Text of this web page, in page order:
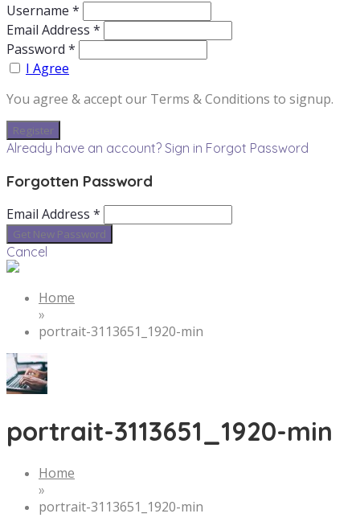
Username *
Email Address *
Password *
I Agree
You agree & accept our Terms & Conditions to signup.
Already have an account? Sign in Forgot Password
Forgotten Password
Email Address *
Cancel
Home
»
portrait-3113651_1920-min
portrait-3113651_1920-min
Home
»
portrait-3113651_1920-min